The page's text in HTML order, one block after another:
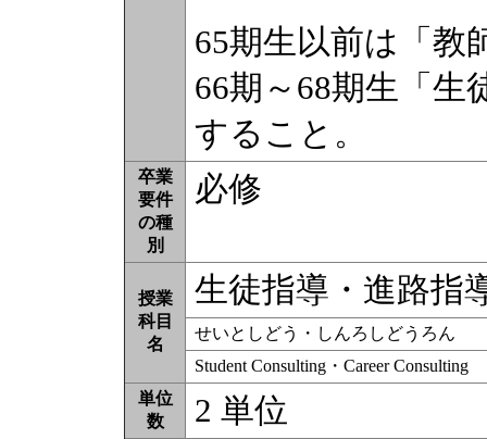
65期生以前は「
66期～68期生「
すること。
卒業
要件
の種
別
必修
授業
科目
名
生徒指導・進路指
せいとしどう・しんろしどうろん
Student Consulting・Career Consulting
単位
数
2 単位